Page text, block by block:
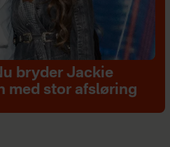
bryder Jackie
med stor afsløring